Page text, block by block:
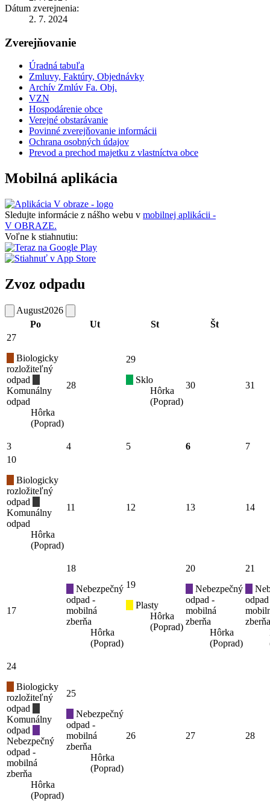
Dátum zverejnenia:
2. 7. 2024
Zverejňovanie
Úradná tabuľa
Zmluvy, Faktúry, Objednávky
Archív Zmlúv Fa. Obj.
VZN
Hospodárenie obce
Verejné obstarávanie
Povinné zverejňovanie informácii
Ochrana osobných údajov
Prevod a prechod majetku z vlastníctva obce
Mobilná aplikácia
Sledujte informácie z nášho webu v mobilnej aplikácii -
V OBRAZE.
Voľne k stiahnutiu:
Zvoz odpadu
August2026
Po
Ut St Št
27
Biologicky
rozložiteľný
odpad
Komunálny
odpad
Hôrka
(Poprad)
28
29
Sklo
Hôrka
(Poprad)
30 31
3 4 5 6
7
10
Biologicky
rozložiteľný
odpad
Komunálny
odpad
Hôrka
(Poprad)
11 12 13 14
17
18
Nebezpečný
odpad -
mobilná
zberňa
Hôrka
(Poprad)
19
Plasty
Hôrka
(Poprad)
20
Nebezpečný
odpad -
mobilná
zberňa
Hôrka
(Poprad)
21
zberňa
24
Biologicky
rozložiteľný
odpad
Komunálny
odpad
Nebezpečný
odpad -
mobilná
zberňa
Hôrka
(Poprad)
25
Nebezpečný
odpad -
mobilná
zberňa
Hôrka
(Poprad)
26 27 28